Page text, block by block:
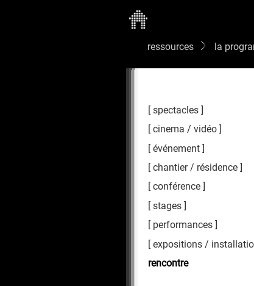
ressources la
spectacles
cinema / vidéo
événement
chantier / résidence
conférence
stages
performances
expositions /
rencontre